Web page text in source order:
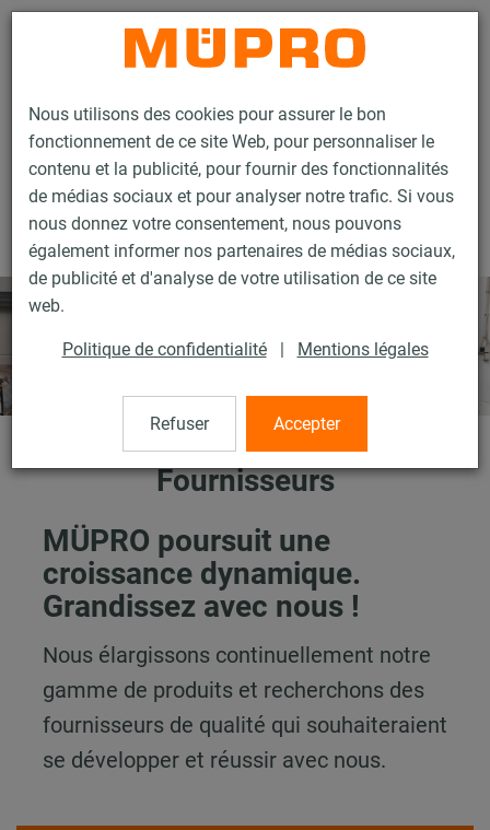
Nous utilisons des cookies pour assurer le bon
fonctionnement de ce site Web, pour personnaliser le
contenu et la publicité, pour fournir des fonctionnalités
de médias sociaux et pour analyser notre trafic. Si vous
nous donnez votre consentement, nous pouvons
également informer nos partenaires de médias sociaux,
de publicité et d'analyse de votre utilisation de ce site
web.
Politique de confidentialité | Mentions légales
Refuser Accepter
Contact
Entreprise Fournisseurs
Fournisseurs
MÜPRO poursuit une
croissance dynamique.
Grandissez avec nous !
Nous élargissons continuellement notre
gamme de produits et recherchons des
fournisseurs de qualité qui souhaiteraient
se développer et réussir avec nous.